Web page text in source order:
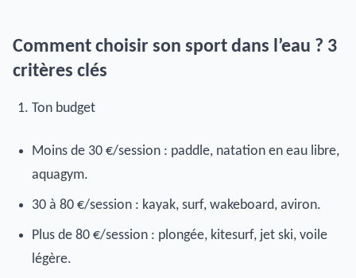
Comment choisir son sport dans l’eau ? 3
critères clés
Ton budget
Moins de 30 €/session : paddle, natation en eau libre,
aquagym.
30 à 80 €/session : kayak, surf, wakeboard, aviron.
Plus de 80 €/session : plongée, kitesurf, jet ski, voile
légère.